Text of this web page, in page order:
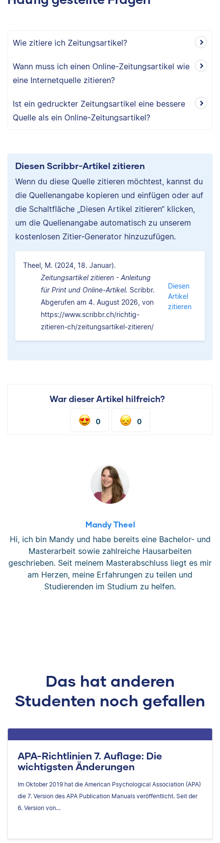
Wie zitiere ich Zeitungsartikel?
Wann muss ich einen Online-Zeitungsartikel wie
eine Internetquelle zitieren?
Ist ein gedruckter Zeitungsartikel eine bessere
Quelle als ein Online-Zeitungsartikel?
Diesen Scribbr-Artikel zitieren
Wenn du diese Quelle zitieren möchtest, kannst du
die Quellenangabe kopieren und einfügen oder auf
die Schaltfläche „Diesen Artikel zitieren“ klicken,
um die Quellenangabe automatisch zu unserem
kostenlosen Zitier-Generator hinzuzufügen.
Theel, M. (2024, 18. Januar).
Zeitungsartikel zitieren - Anleitung
für Print und Online-Artikel. Scribbr.
Abgerufen am 4. August 2026, von
https://www.scribbr.ch/richtig-
zitieren-ch/zeitungsartikel-zitieren/
Diesen
Artikel
zitieren
War dieser Artikel hilfreich?
0 0
Mandy Theel
Hi, ich bin Mandy und habe bereits eine Bachelor- und
Masterarbeit sowie zahlreiche Hausarbeiten
geschrieben. Seit meinem Masterabschluss liegt es mir
am Herzen, meine Erfahrungen zu teilen und
Studierenden im Studium zu helfen.
Das hat anderen
Studenten noch gefallen
APA-Richtlinien 7. Auflage: Die
wichtigsten Änderungen
Im Oktober 2019 hat die American Psychological Association (APA)
die 7. Version des APA Publication Manuals veröffentlicht. Seit der
6. Version von…